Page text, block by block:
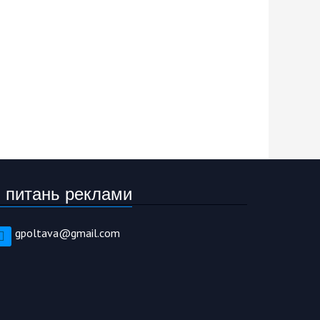
реклами
gpoltava@gmail.com